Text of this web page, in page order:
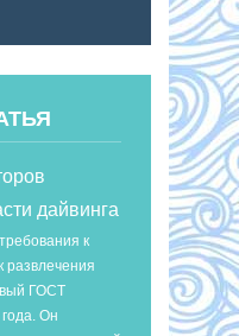
дайвинга
к
развлечения
ГОСТ
Он